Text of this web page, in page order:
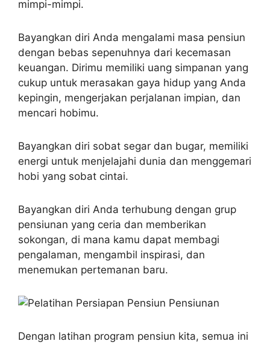
mimpi-mimpi.
Bayangkan diri Anda mengalami masa pensiun
dengan bebas sepenuhnya dari kecemasan
keuangan. Dirimu memiliki uang simpanan yang
cukup untuk merasakan gaya hidup yang Anda
kepingin, mengerjakan perjalanan impian, dan
mencari hobimu.
Bayangkan diri sobat segar dan bugar, memiliki
energi untuk menjelajahi dunia dan menggemari
hobi yang sobat cintai.
Bayangkan diri Anda terhubung dengan grup
pensiunan yang ceria dan memberikan
sokongan, di mana kamu dapat membagi
pengalaman, mengambil inspirasi, dan
menemukan pertemanan baru.
Dengan latihan program pensiun kita, semua ini